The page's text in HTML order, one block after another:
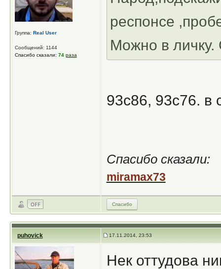
Группа: Real User
Сообщений: 1144
Спасибо сказали: 74 раза
респонсе
Можно в личку.
93с86, 93с76. в
Спасибо сказали:
miramax73
Спасибо
puhovick 17.11.2014, 23:53
Нек оттудова